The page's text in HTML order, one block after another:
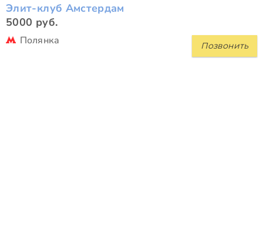
Элит-клуб Амстердам
5000 руб.
Позвонить
Полянка